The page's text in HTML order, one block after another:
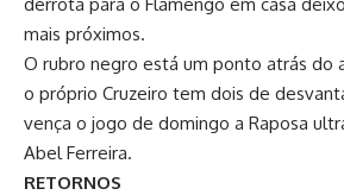
mais próximos.
O rubro negro está um ponto atrás do
o próprio Cruzeiro tem dois de
vença o jogo de domingo a Raposa
Abel Ferreira.
RETORNOS